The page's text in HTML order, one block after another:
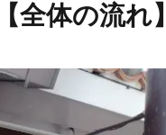
全体の流れ】